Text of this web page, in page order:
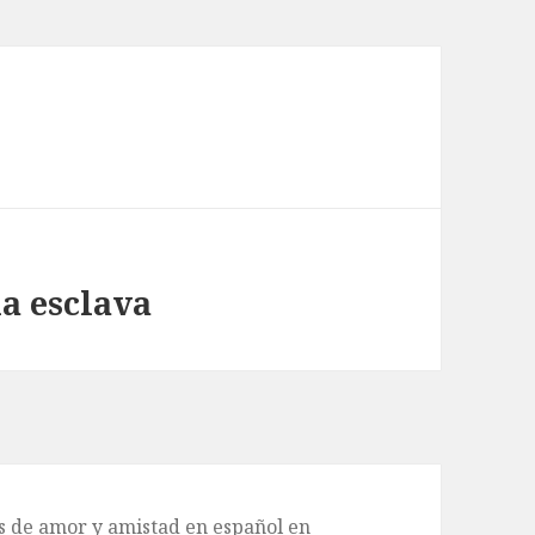
esclava
de amor y amistad en español en